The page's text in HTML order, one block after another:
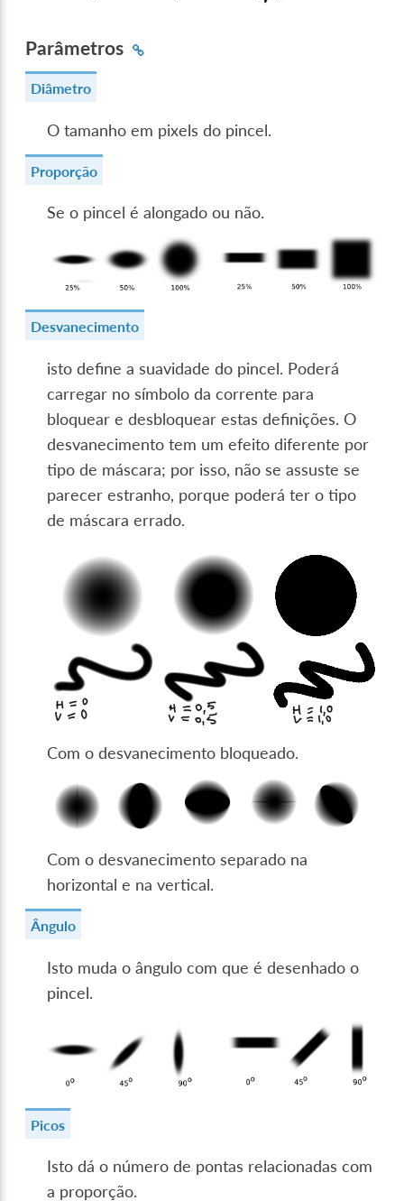
Parâmetros
Diâmetro
O tamanho em pixels do pincel.
Proporção
Se o pincel é alongado ou não.
Desvanecimento
isto define a suavidade do pincel. Poderá
carregar no símbolo da corrente para
bloquear e desbloquear estas definições. O
desvanecimento tem um efeito diferente por
tipo de máscara; por isso, não se assuste se
parecer estranho, porque poderá ter o tipo
de máscara errado.
Com o desvanecimento bloqueado.
Com o desvanecimento separado na
horizontal e na vertical.
Ângulo
Isto muda o ângulo com que é desenhado o
pincel.
Picos
Isto dá o número de pontas relacionadas com
a proporção.